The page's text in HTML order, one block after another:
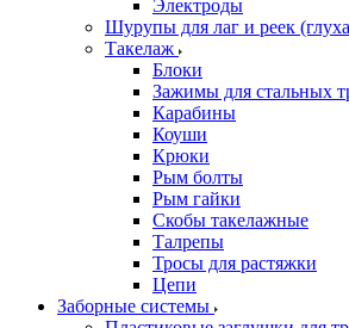
Электроды
Шурупы для лаг и реек
Такелаж
Блоки
Зажимы для стальных
Карабины
Коуши
Крюки
Рым болты
Рым гайки
Скобы такелажные
Талрепы
Тросы для растяжки
Цепи
Заборные системы